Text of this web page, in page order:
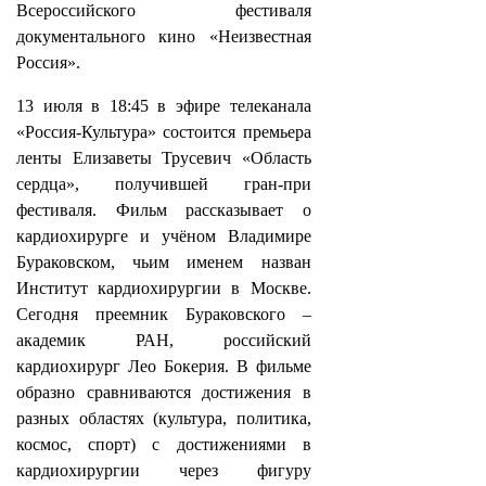
Всероссийского фестиваля
документального кино «Неизвестная
Россия».
13 июля в 18:45 в эфире телеканала
«Россия-Культура» состоится премьера
ленты Елизаветы Трусевич «Область
сердца», получившей гран-при
фестиваля. Фильм рассказывает о
кардиохирурге и учёном Владимире
Бураковском, чьим именем назван
Институт кардиохирургии в Москве.
Сегодня преемник Бураковского –
академик РАН, российский
кардиохирург Лео Бокерия. В фильме
образно сравниваются достижения в
разных областях (культура, политика,
космос, спорт) с достижениями в
кардиохирургии через фигуру